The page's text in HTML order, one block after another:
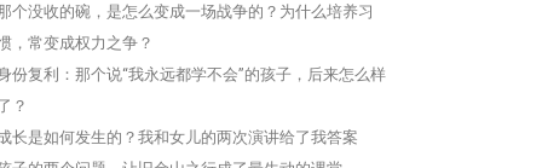
个没收的碗，是怎么变成一场战争的？为什么培养习
，常变成权力之争？
份复利：那个说“我永远都学不会”的孩子，后来怎么样
？
长是如何发生的？我和女儿的两次演讲给了我答案